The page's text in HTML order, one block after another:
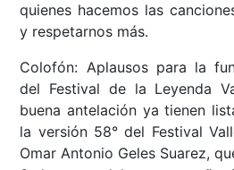
quienes hacemos las
y respetarnos más.
Colofón: Aplausos para la
del Festival de la Leyenda
buena antelación ya tienen
la versión 58° del Festival
Omar Antonio Geles Suarez,